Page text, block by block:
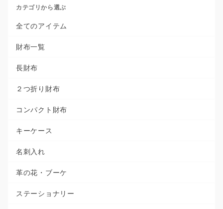
カテゴリから選ぶ
全てのアイテム
財布一覧
長財布
２つ折り財布
コンパクト財布
キーケース
名刺入れ
革の花・ブーケ
ステーショナリー